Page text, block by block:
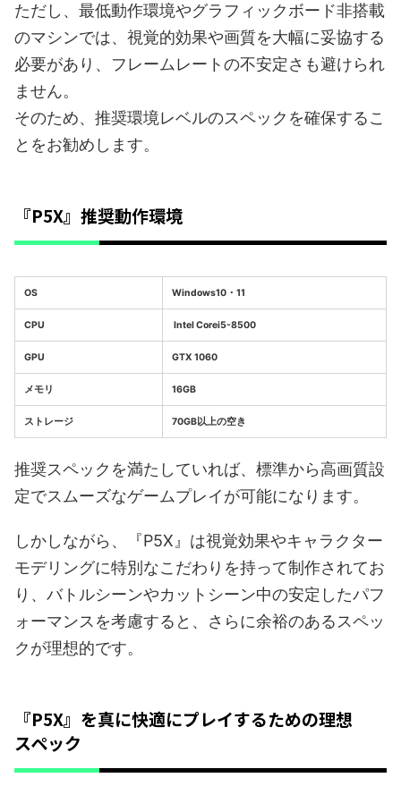
ただし、最低動作環境やグラフィックボード非搭載
のマシンでは、視覚的効果や画質を大幅に妥協する
必要があり、フレームレートの不安定さも避けられ
ません。
そのため、推奨環境レベルのスペックを確保するこ
とをお勧めします。
『P5X』推奨動作環境
OS Windows10・11
CPU Intel Corei5-8500
GPU GTX 1060
メモリ 16GB
ストレージ 70GB以上の空き
推奨スペックを満たしていれば、標準から高画質設
定でスムーズなゲームプレイが可能になります。
しかしながら、『P5X』は視覚効果やキャラクター
モデリングに特別なこだわりを持って制作されてお
り、バトルシーンやカットシーン中の安定したパフ
ォーマンスを考慮すると、さらに余裕のあるスペッ
クが理想的です。
『P5X』を真に快適にプレイするための理想
スペック